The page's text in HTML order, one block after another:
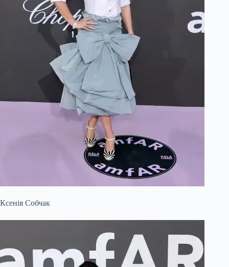
Ксенія Собчак